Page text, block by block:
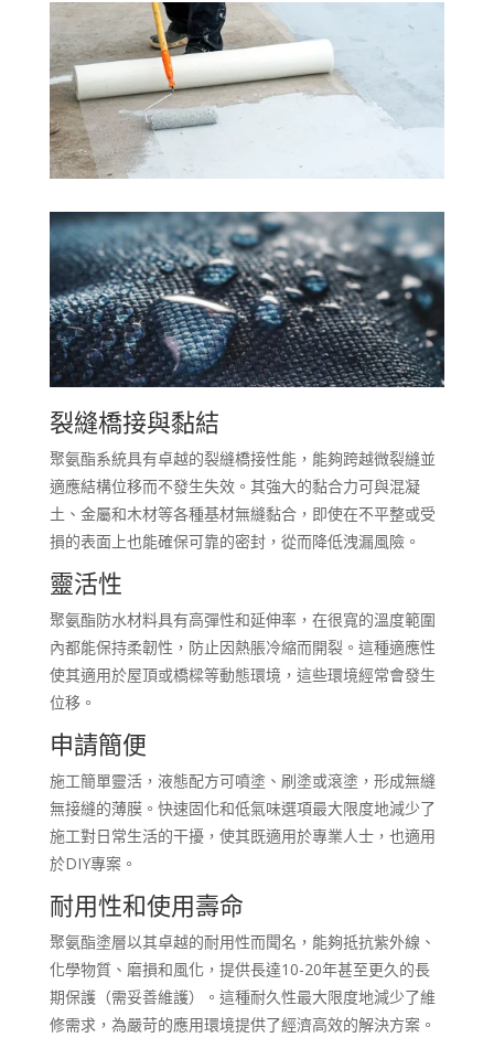
裂縫橋接與黏結
聚氨酯系統具有卓越的裂縫橋接性能，能夠跨越微裂縫並
適應結構位移而不發生失效。其強大的黏合力可與混凝
土、金屬和木材等各種基材無縫黏合，即使在不平整或受
損的表面上也能確保可靠的密封，從而降低洩漏風險。
靈活性
聚氨酯防水材料具有高彈性和延伸率，在很寬的溫度範圍
內都能保持柔韌性，防止因熱脹冷縮而開裂。這種適應性
使其適用於屋頂或橋樑等動態環境，這些環境經常會發生
位移。
申請簡便
施工簡單靈活，液態配方可噴塗、刷塗或滾塗，形成無縫
無接縫的薄膜。快速固化和低氣味選項最大限度地減少了
施工對日常生活的干擾，使其既適用於專業人士，也適用
於DIY專案。
耐用性和使用壽命
聚氨酯塗層以其卓越的耐用性而聞名，能夠抵抗紫外線、
化學物質、磨損和風化，提供長達10-20年甚至更久的長
期保護（需妥善維護）。這種耐久性最大限度地減少了維
修需求，為嚴苛的應用環境提供了經濟高效的解決方案。